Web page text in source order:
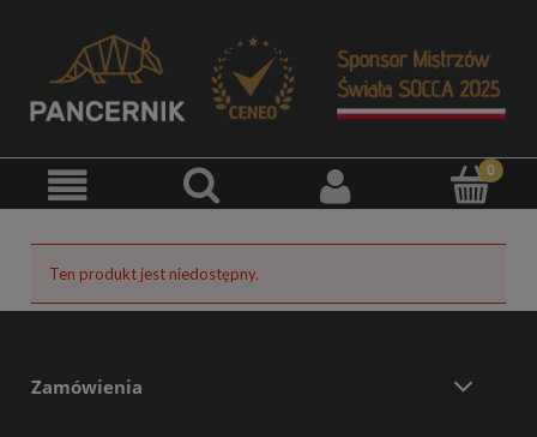
Ten produkt jest niedostępny.
Zamówienia